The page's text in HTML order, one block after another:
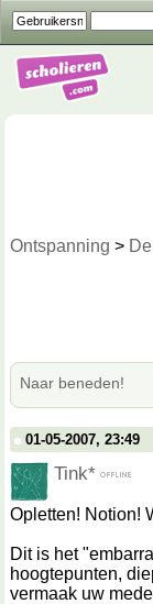
Ontspanning >
Naar beneden!
01-05-2007, 23:49
Tink*
Opletten! Notion!
Dit is het
hoogtepunten,
vermaak uw